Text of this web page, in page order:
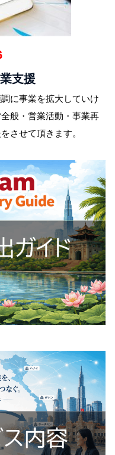
支援
に事業を拡大していけ
般・営業活動・事業再
させて頂きます。